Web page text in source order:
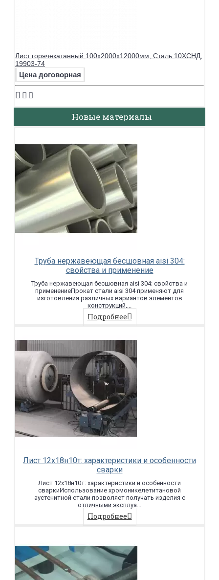
Лист горячекатанный 100х2000х12000мм, Сталь 10ХСНД,
19903-74
Цена договорная
Новые материалы
Труба нержавеющая бесшовная aisi 304:
свойства и применение
Труба нержавеющая бесшовная aisi 304: свойства и
применениеПрокат стали aisi 304 применяют для
изготовления различных вариантов элементов
конструкций,...
Подробнее
Лист 12х18н10т: характеристики и особенности
сварки
Лист 12х18н10т: характеристики и особенности
сваркиИспользование хромоникелетитановой
аустенитной стали позволяет получать изделия с
отличными эксплуа...
Подробнее